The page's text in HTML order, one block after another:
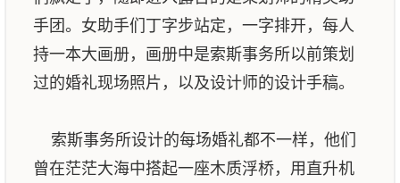
手团。女助手们丁字步站定，一字排开，每人
持一本大画册，画册中是索斯事务所以前策划
过的婚礼现场照片，以及设计师的设计手稿。
索斯事务所设计的每场婚礼都不一样，他们
曾在茫茫大海中搭起一座木质浮桥，用直升机